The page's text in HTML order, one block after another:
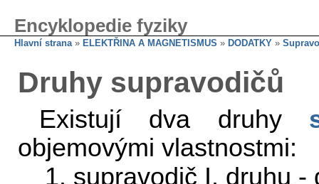
Encyklopedie fyziky
Hlavní strana» ELEKTŘINA A MAGNETISMUS » DODATKY »
Druhy supravodičů
Existují dva druhy
objemovými vlastnostmi:
1. supravodič I. druhu -